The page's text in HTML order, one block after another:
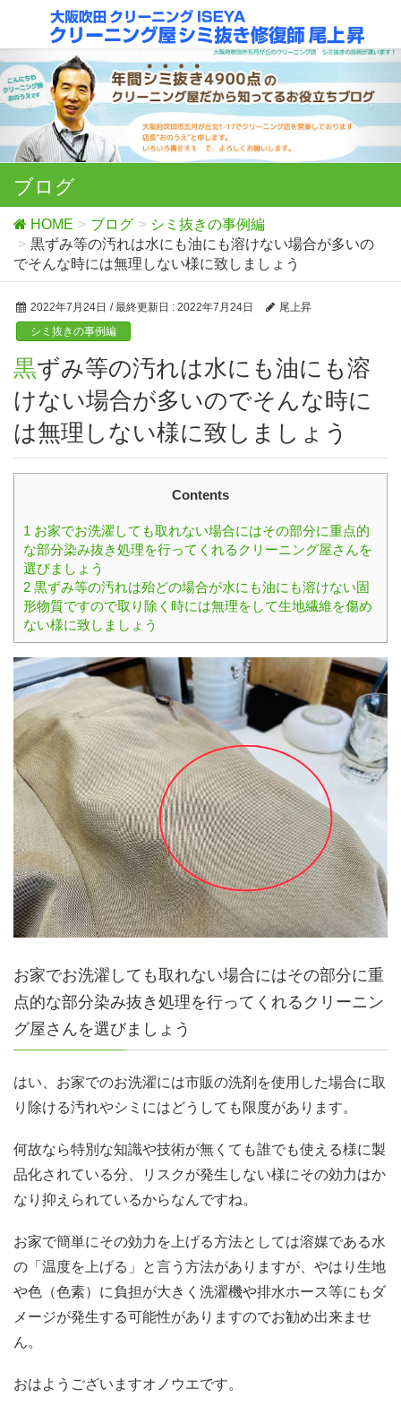
ブログ
HOME ブログ
シミ抜きの事例編
黒ずみ等の汚れは水にも油にも溶けない場合が多いの
でそんな時には無理しない様に致しましょう
2022年7月24日 / 最終更新日 : 2022年7月24日
尾上昇
シミ抜きの事例編
黒ずみ等の汚れは水にも油にも溶
けない場合が多いのでそんな時に
は無理しない様に致しましょう
Contents
1 お家でお洗濯しても取れない場合にはその部分に重点的
な部分染み抜き処理を行ってくれるクリーニング屋さんを
選びましょう
2 黒ずみ等の汚れは殆どの場合が水にも油にも溶けない固
形物質ですので取り除く時には無理をして生地繊維を傷め
ない様に致しましょう
お家でお洗濯しても取れない場合にはその部分に重
点的な部分染み抜き処理を行ってくれるクリーニン
グ屋さんを選びましょう
はい、お家でのお洗濯には市販の洗剤を使用した場合に取
り除ける汚れやシミにはどうしても限度があります。
何故なら特別な知識や技術が無くても誰でも使える様に製
品化されている分、リスクが発生しない様にその効力はか
なり抑えられているからなんですね。
お家で簡単にその効力を上げる方法としては溶媒である水
の「温度を上げる」と言う方法がありますが、やはり生地
や色（色素）に負担が大きく洗濯機や排水ホース等にもダ
メージが発生する可能性がありますのでお勧め出来ませ
ん。
おはようございますオノウエです。